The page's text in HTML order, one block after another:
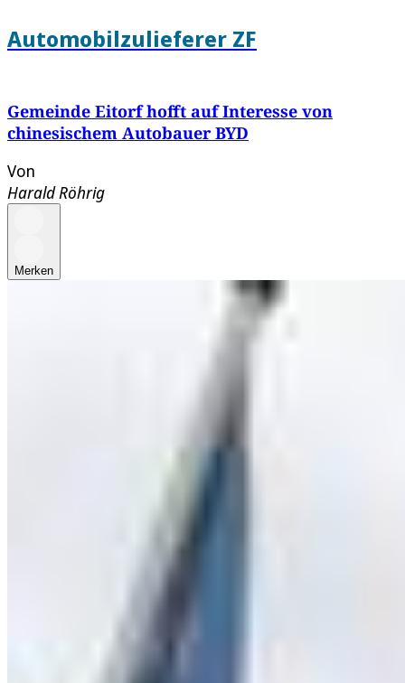
Automobilzulieferer ZF
Gemeinde Eitorf hofft auf Interesse von
chinesischem Autobauer BYD
Von
Harald Röhrig
Merken